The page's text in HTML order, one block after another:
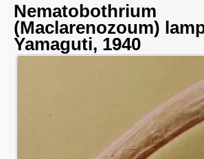
Nematobothrium
(Maclarenozoum)
Yamaguti, 1940